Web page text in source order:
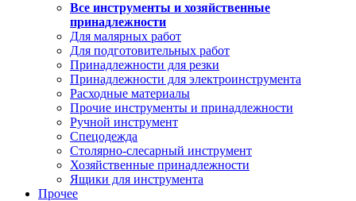
Все инструменты и хозяйственные
принадлежности
Для малярных работ
Для подготовительных работ
Принадлежности для резки
Принадлежности для электроинструмента
Расходные материалы
Прочие инструменты и принадлежности
Ручной инструмент
Спецодежда
Столярно-слесарный инструмент
Хозяйственные принадлежности
Ящики для инструмента
Прочее